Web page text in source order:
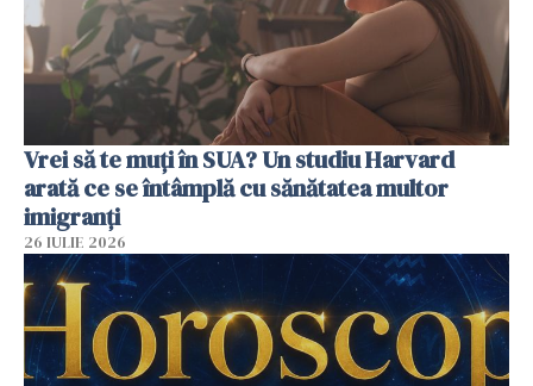
Vrei să te muți în SUA? Un studiu Harvard
arată ce se întâmplă cu sănătatea multor
imigranți
26 IULIE 2026